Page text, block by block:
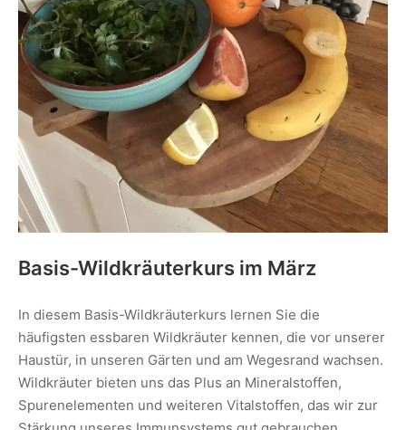
Basis-Wildkräuterkurs im März
In diesem Basis-Wildkräuterkurs lernen Sie die
häufigsten essbaren Wildkräuter kennen, die vor unserer
Haustür, in unseren Gärten und am Wegesrand wachsen.
Wildkräuter bieten uns das Plus an Mineralstoffen,
Spurenelementen und weiteren Vitalstoffen, das wir zur